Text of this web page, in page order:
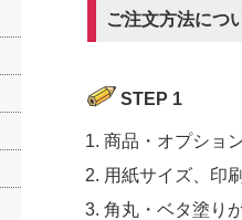
ご注文方法につ
STEP 1
商品・オプショ
用紙サイズ、印
角丸・ベタ塗り